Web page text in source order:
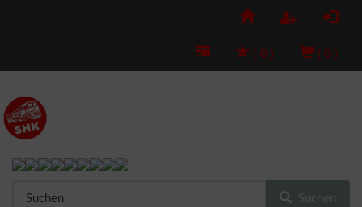
( 0 ) ( 0 )
Suchen